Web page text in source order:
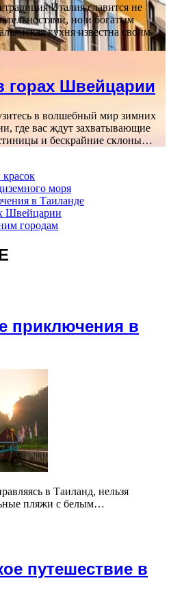
Италия славится не
но и богатым
кухня известна своим
горах Швейцарии
в волшебный мир зимних
где вас ждут захватывающие
и бескрайние склоны…
моря
в Таиланде
Швейцарии
городам
приключения в
в Таиланд, нельзя
пляжи с белым…
путешествие в